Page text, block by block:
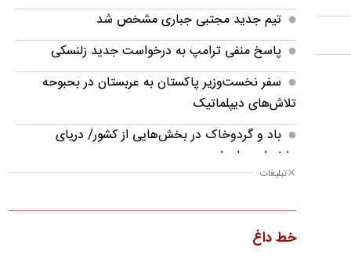
تیم جدید مجتبی جباری مشخص شد
پاسخ منفی ترامپ به درخواست جدید زلنسکی
سفر نخست‌وزیر پاکستان به عربستان در بحبوحه
تلاش‌های دیپلماتیک
باد و گردوخاک در بخش‌هایی از کشور/ دریای
مازندران مواج است
نکنید
تماس رودری با رئال مادرید: تصمیمم پیوستن به
تبلیغات
خط داغ